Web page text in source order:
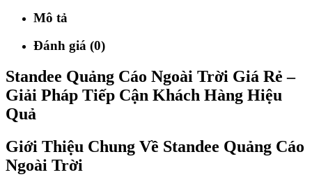
Mô tả
Đánh giá (0)
Standee Quảng Cáo Ngoài Trời Giá Rẻ –
Giải Pháp Tiếp Cận Khách Hàng Hiệu
Quả
Giới Thiệu Chung Về Standee Quảng Cáo
Ngoài Trời